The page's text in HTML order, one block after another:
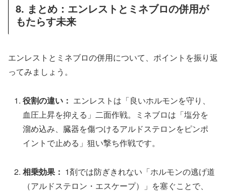
8. まとめ：エンレストとミネブロの併用が
もたらす未来
エンレストとミネブロの併用について、ポイントを振り返
ってみましょう。
役割の違い： エンレストは「良いホルモンを守り、
血圧上昇を抑える」二面作戦。ミネブロは「塩分を
溜め込み、臓器を傷つけるアルドステロンをピンポ
イントで止める」狙い撃ち作戦です。
相乗効果： 1剤では防ぎきれない「ホルモンの逃げ道
（アルドステロン・エスケープ）」を塞ぐことで、